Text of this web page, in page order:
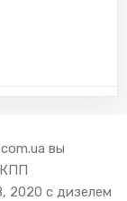
вы
КПП
2020 с дизелем